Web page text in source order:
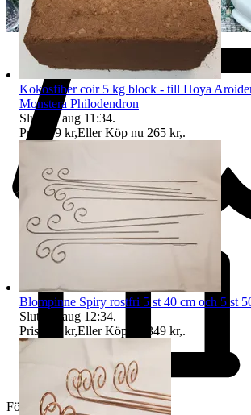
Företag
Kokosfiber coir 5 kg block - till Hoya
Monstera Philodendron
Sluttid
9 aug 11:34.
Pris:
249 kr,Eller Köp nu 265 kr,.
Blompinne Spiry rostfri 5 st 40 cm och 5 st
Sluttid
9 aug 12:34.
Pris:
319 kr,Eller Köp nu 349 kr,.